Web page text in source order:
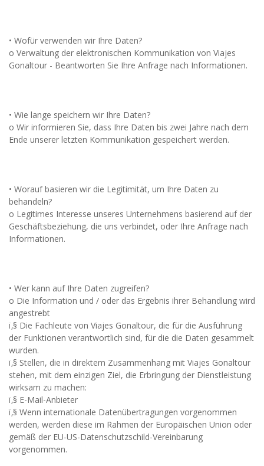
• Wofür verwenden wir Ihre Daten?
o Verwaltung der elektronischen Kommunikation von Viajes
Gonaltour - Beantworten Sie Ihre Anfrage nach Informationen.
• Wie lange speichern wir Ihre Daten?
o Wir informieren Sie, dass Ihre Daten bis zwei Jahre nach dem
Ende unserer letzten Kommunikation gespeichert werden.
• Worauf basieren wir die Legitimität, um Ihre Daten zu
behandeln?
o Legitimes Interesse unseres Unternehmens basierend auf der
Geschäftsbeziehung, die uns verbindet, oder Ihre Anfrage nach
Informationen.
• Wer kann auf Ihre Daten zugreifen?
o Die Information und / oder das Ergebnis ihrer Behandlung wird
angestrebt
ï‚§ Die Fachleute von Viajes Gonaltour, die für die Ausführung
der Funktionen verantwortlich sind, für die die Daten gesammelt
wurden.
ï‚§ Stellen, die in direktem Zusammenhang mit Viajes Gonaltour
stehen, mit dem einzigen Ziel, die Erbringung der Dienstleistung
wirksam zu machen:
ï‚§ E-Mail-Anbieter
ï‚§ Wenn internationale Datenübertragungen vorgenommen
werden, werden diese im Rahmen der Europäischen Union oder
gemäß der EU-US-Datenschutzschild-Vereinbarung
vorgenommen.